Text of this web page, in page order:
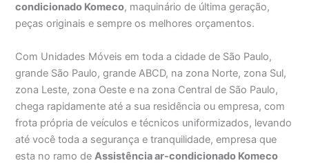
condicionado Komeco, maquinário de última geração,
peças originais e sempre os melhores orçamentos.
Com Unidades Móveis em toda a cidade de São Paulo,
grande São Paulo, grande ABCD, na zona Norte, zona Sul,
zona Leste, zona Oeste e na zona Central de São Paulo,
chega rapidamente até a sua residência ou empresa, com
frota própria de veículos e técnicos uniformizados, levando
até você toda a segurança e tranquilidade, empresa que
esta no ramo deAssistência ar-condicionado Komeco